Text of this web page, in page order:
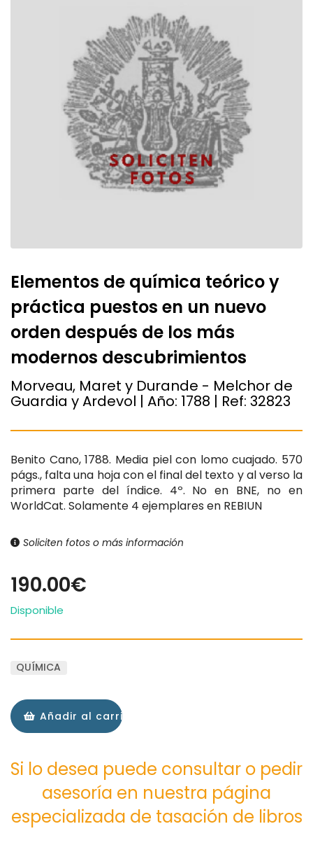
Elementos de química teórico y
práctica puestos en un nuevo
orden después de los más
modernos descubrimientos
Morveau, Maret y Durande - Melchor de
Guardia y Ardevol | Año: 1788 | Ref: 32823
Benito Cano, 1788. Media piel con lomo cuajado. 570
págs., falta una hoja con el final del texto y al verso la
primera parte del índice. 4º. No en BNE, no en
WorldCat. Solamente 4 ejemplares en REBIUN
Soliciten fotos o más información
190.00€
Disponible
QUÍMICA
Añadir al carrito
Si lo desea puede consultar o pedir
asesoría en nuestra página
especializada de tasación de libros